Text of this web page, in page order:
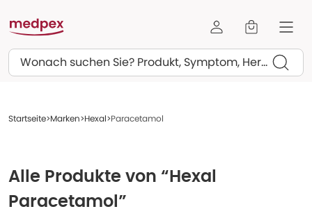
Suchen
Startseite Marken Hexal Paracetamol
Alle Produkte von “Hexal
Paracetamol”